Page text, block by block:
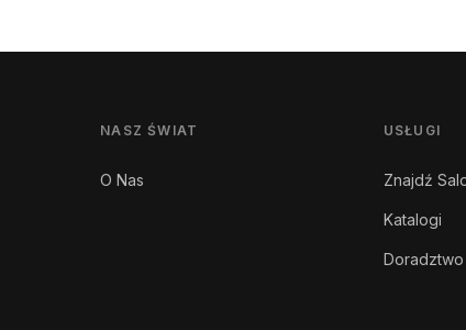
NASZ ŚWIAT
O Nas
USŁUGI
Znajdź
Katalogi
Doradztwo